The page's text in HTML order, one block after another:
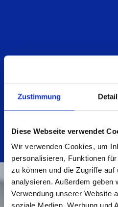
Zustimmung
Diese Webseite verwendet
Wir verwenden Cookies, um
personalisieren, Funktionen
zu können und die Zugriffe auf
analysieren. Außerdem geben
Verwendung unserer Website